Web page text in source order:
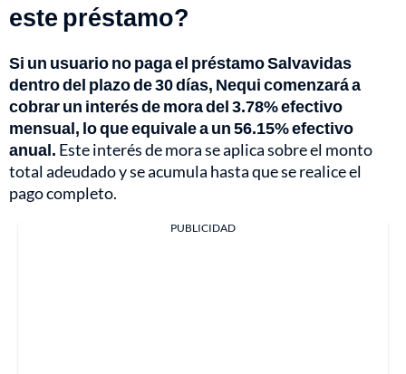
este préstamo?
Si un usuario no paga el préstamo Salvavidas
dentro del plazo de 30 días, Nequi comenzará a
cobrar un interés de mora del 3.78% efectivo
mensual, lo que equivale a un 56.15% efectivo
anual. Este interés de mora se aplica sobre el monto
total adeudado y se acumula hasta que se realice el
pago completo.
PUBLICIDAD